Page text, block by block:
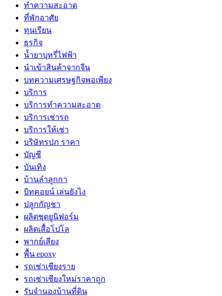
ทำความสะอาด
ที่พักอาศัย
ทุนเรียน
ธุรกิจ
น้ำยาบุหรี่ไฟฟ้า
นำเข้าสินค้าจากจีน
บทความเศรษฐกิจพอเพียง
บริการ
บริการทำความสะอาด
บริการเช่ารถ
บริการให้เช่า
บริษัทรปภ ราคา
บัญชี
บันเทิง
บ้านลำลูกกา
บิทคอยน์ เล่นยังไง
ปลูกกัญชา
ผลิตชุดยูนิฟอร์ม
ผลิตเสื้อโปโล
พากย์เสียง
พื้น epoxy
รถเช่าเชียงราย
รถเช่าเชียงใหม่ราคาถูก
รับจำนองบ้านที่ดิน